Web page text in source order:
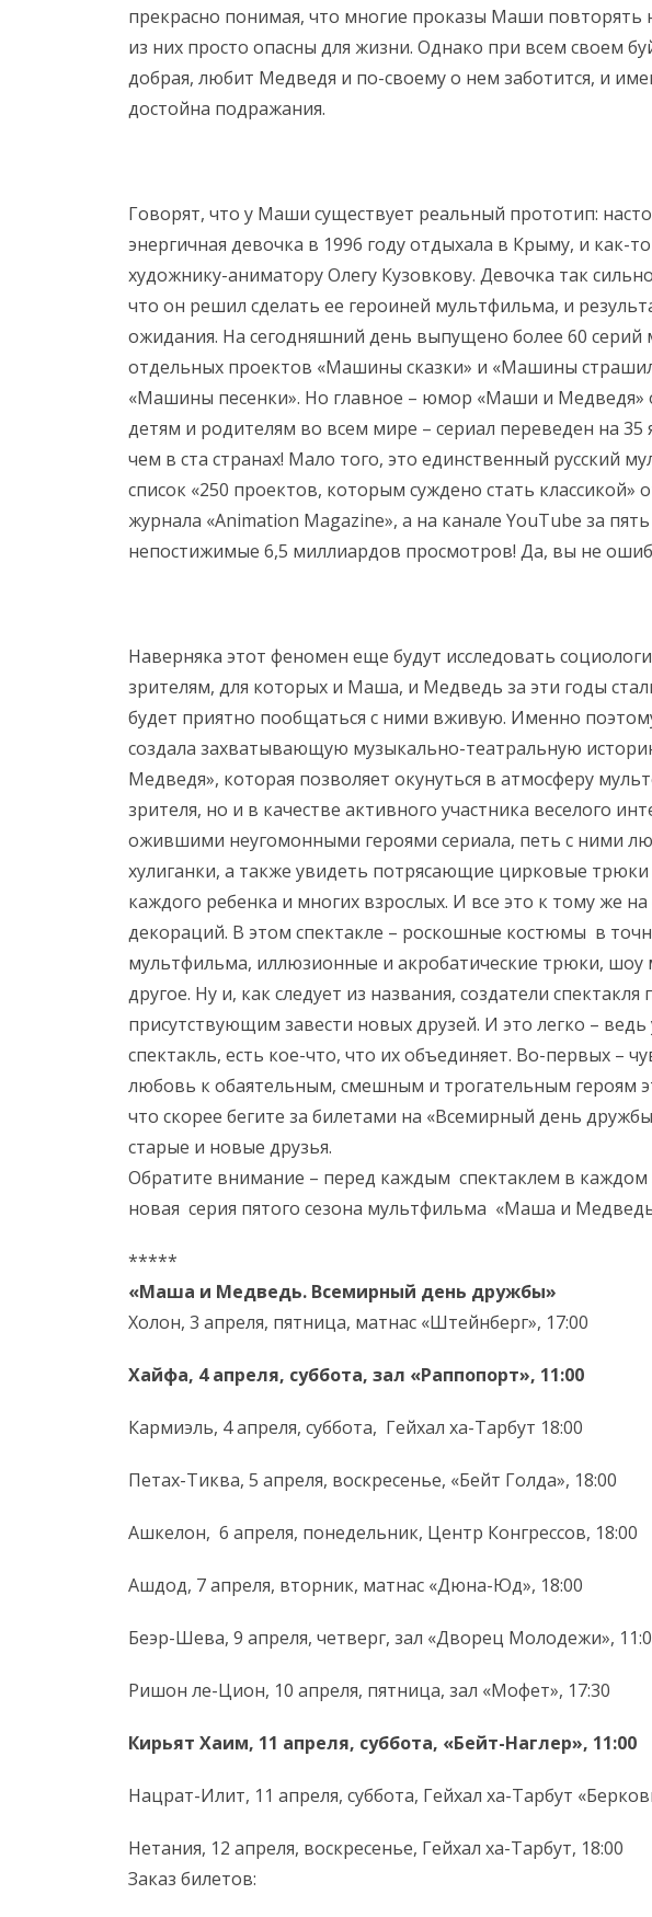
прекрасно понимая, что многие проказы Маши повторять
из них просто опасны для жизни. Однако при всем своем
добрая, любит Медведя и по-своему о нем заботится, и
достойна подражания.
Говорят, что у Маши существует реальный прототип:
энергичная девочка в 1996 году отдыхала в Крыму, и как-
художнику-аниматору Олегу Кузовкову. Девочка так
что он решил сделать ее героиней мультфильма, и
ожидания. На сегодняшний день выпущено более 60 серий
отдельных проектов «Машины сказки» и «Машины
«Машины песенки». Но главное – юмор «Маши и Медведя»
детям и родителям во всем мире – сериал переведен на 35
чем в ста странах! Мало того, это единственный русский
список «250 проектов, которым суждено стать классикой»
журнала «Animation Magazine», а на канале YouTube за
непостижимые 6,5 миллиардов просмотров! Да, вы не
Наверняка этот феномен еще будут исследовать
зрителям, для которых и Маша, и Медведь за эти годы
будет приятно пообщаться с ними вживую. Именно
создала захватывающую музыкально-театральную
Медведя», которая позволяет окунуться в атмосферу
зрителя, но и в качестве активного участника веселого
ожившими неугомонными героями сериала, петь с ними
хулиганки, а также увидеть потрясающие цирковые
каждого ребенка и многих взрослых. И все это к тому же
декораций. В этом спектакле – роскошные костюмы в
мультфильма, иллюзионные и акробатические трюки,
другое. Ну и, как следует из названия, создатели
присутствующим завести новых друзей. И это легко – ведь
спектакль, есть кое-что, что их объединяет. Во-первых –
любовь к обаятельным, смешным и трогательным героям
что скорее бегите за билетами на «Всемирный день
старые и новые друзья.
Обратите внимание – перед каждым спектаклем в каждом
новая серия пятого сезона мультфильма «Маша и
*****
«Маша и Медведь. Всемирный день дружбы»
Холон, 3 апреля, пятница, матнас «Штейнберг», 17:00
Хайфа, 4 апреля, суббота, зал «Раппопорт», 11:00
Кармиэль, 4 апреля, суббота, Гейхал ха-Тарбут 18:00
Петах-Тиква, 5 апреля, воскресенье, «Бейт Голда», 18:00
Ашкелон, 6 апреля, понедельник, Центр Конгрессов, 18:00
Ашдод, 7 апреля, вторник, матнас «Дюна-Юд», 18:00
Беэр-Шева, 9 апреля, четверг, зал «Дворец Молодежи»,
Ришон ле-Цион, 10 апреля, пятница, зал «Мофет», 17:30
Кирьят Хаим, 11 апреля, суббота, «Бейт-Наглер», 11:00
Нацрат-Илит, 11 апреля, суббота, Гейхал ха-Тарбут
Нетания, 12 апреля, воскресенье, Гейхал ха-Тарбут, 18:00
Заказ билетов: